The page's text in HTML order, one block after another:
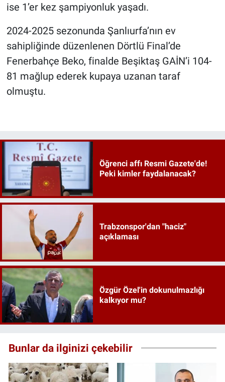
ise 1’er kez şampiyonluk yaşadı.
2024-2025 sezonunda Şanlıurfa’nın ev
sahipliğinde düzenlenen Dörtlü Final’de
Fenerbahçe Beko, finalde Beşiktaş GAİN’i 104-
81 mağlup ederek kupaya uzanan taraf
olmuştu.
Öğrenci affı Resmi Gazete'de!
Peki kimler faydalanacak?
Trabzonspor'dan "haciz"
açıklaması
Özgür Özel'in dokunulmazlığı
kalkıyor mu?
Bunlar da ilginizi çekebilir